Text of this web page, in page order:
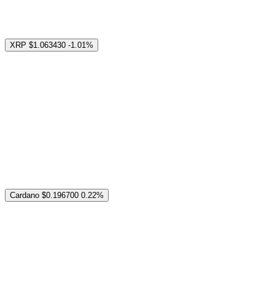
XRP $1.063430 -1.01%
Cardano $0.196700 0.22%